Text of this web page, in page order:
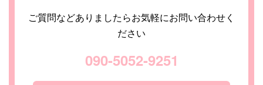
ご質問などありましたらお気軽にお問い合わせく
ださい
090-5052-9251